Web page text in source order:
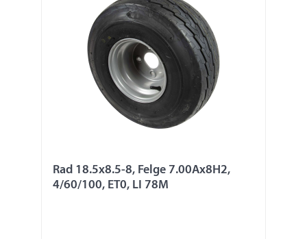
Rad 18.5x8.5-8, Felge 7.00Ax8H2,
4/60/100, ET0, LI 78M